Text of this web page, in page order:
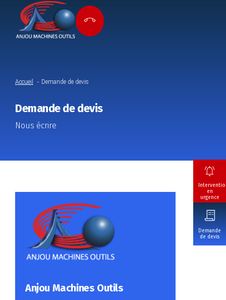
en
urgence
Demande
de devis
Accueil Demande de devis
Demande de devis
Nous écrire
Anjou Machines Outils